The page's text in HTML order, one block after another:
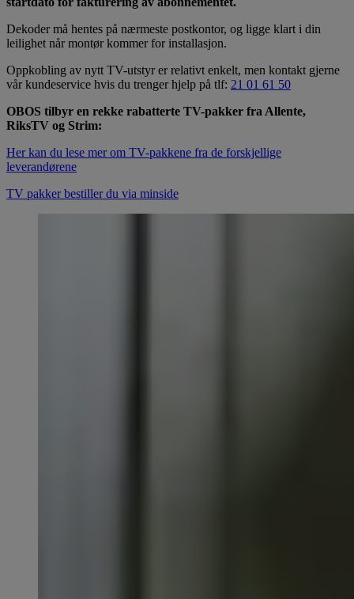
Dekoder må hentes på nærmeste postkontor, og ligge klart i din
leilighet når montør kommer for installasjon.
Oppkobling av nytt TV-utstyr er relativt enkelt, men kontakt gjerne
vår kundeservice hvis du trenger hjelp på tlf: 21 01 61 50
OBOS tilbyr en rekke rabatterte TV-pakker fra Allente,
RiksTV og Strim:
Her kan du lese mer om TV-pakkene fra de forskjellige
leverandørene
TV pakker bestiller du via minside